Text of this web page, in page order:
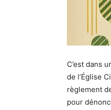
C’est dans
de l’Église
règlement
pour